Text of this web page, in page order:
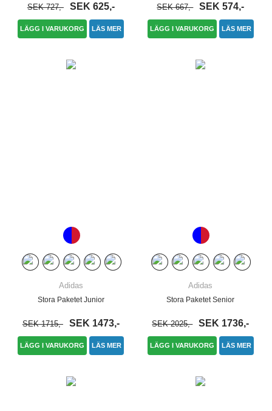
SEK 727,- SEK 625,-
LÄGG I VARUKORG LÄS MER
SEK 667,- SEK 574,-
LÄGG I VARUKORG LÄS MER
Adidas
Stora Paketet Junior
SEK 1715,- SEK 1473,-
LÄGG I VARUKORG LÄS MER
Adidas
Stora Paketet Senior
SEK 2025,- SEK 1736,-
LÄGG I VARUKORG LÄS MER